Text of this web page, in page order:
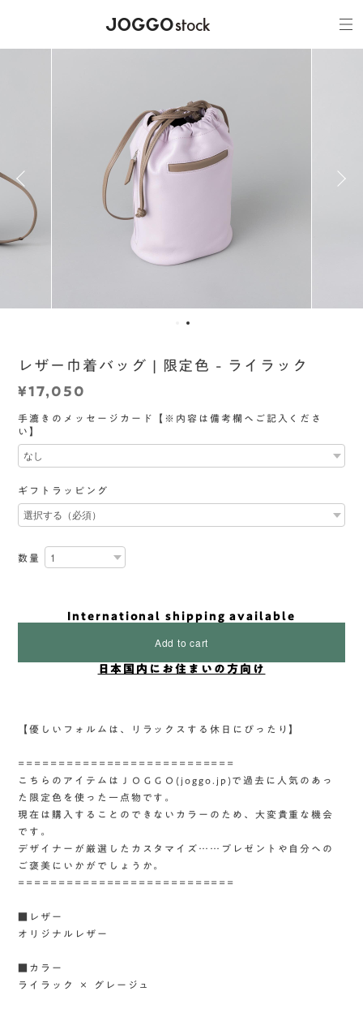
レザー巾着バッグ | 限定色 - ライラック
¥17,050
手漉きのメッセージカード【※内容は備考欄へご記入くださ
い】
ギフトラッピング
数量
International shipping available
Add to cart
日本国内にお住まいの方向け
【優しいフォルムは、リラックスする休日にぴったり】
===========================
こちらのアイテムはＪＯＧＧＯ(joggo.jp)で過去に人気のあっ
た限定色を使った一点物です。
現在は購入することのできないカラーのため、大変貴重な機会
です。
デザイナーが厳選したカスタマイズ……プレゼントや自分への
ご褒美にいかがでしょうか。
===========================
■レザー
オリジナルレザー
■カラー
ライラック × グレージュ